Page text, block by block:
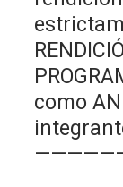
como